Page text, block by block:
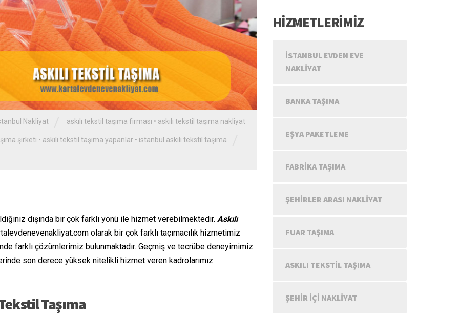
Nakliyat askılı tekstil taşıma firması • askılı tekstil taşıma nakliyat
şirketi • askılı tekstil taşıma yapanlar • istanbul askılı tekstil taşıma
dışında bir çok farklı yönü ile hizmet verebilmektedir. Askılı
olarak bir çok farklı taçımacılık hizmetimiz
farklı çözümlerimiz bulunmaktadır. Geçmiş ve tecrübe deneyimimiz
son derece yüksek nitelikli hizmet veren kadrolarımız
Taşıma
HİZMETLERİMİZ
İSTANBUL EVDEN EVE
NAKLIYAT
BANKA TAŞIMA
EŞYA PAKETLEME
FABRIKA TAŞIMA
ŞEHIRLER ARASI NAKLIYAT
FUAR TAŞIMA
ASKILI TEKSTIL TAŞIMA
ŞEHIR IÇI NAKLIYAT